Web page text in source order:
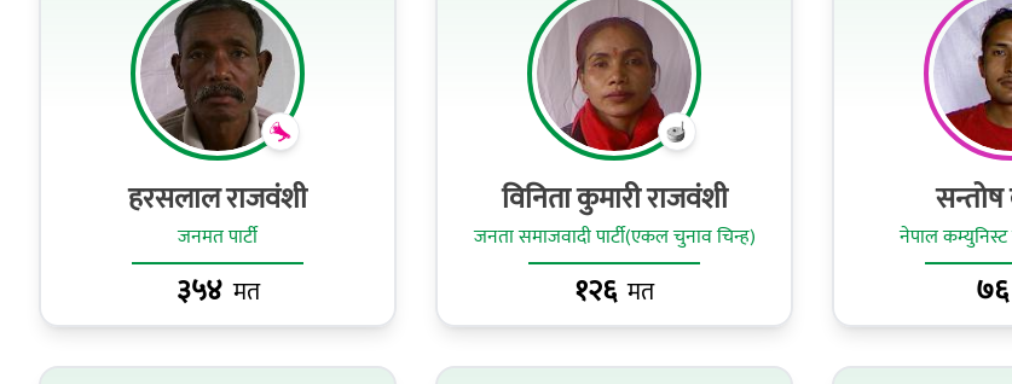
हरसलाल राजवंशी
जनमत पार्टी
३५४ मत
विनिता कुमारी राजवंशी
जनता समाजवादी पार्टी(एकल चुनाव चिन्ह)
१२६ मत
नेपाल कम्युनिस्ट
७६